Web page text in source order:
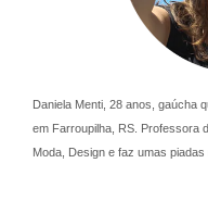
Daniela Menti, 28 anos, gaúcha
em Farroupilha, RS. Professora
Moda, Design e faz umas piadas